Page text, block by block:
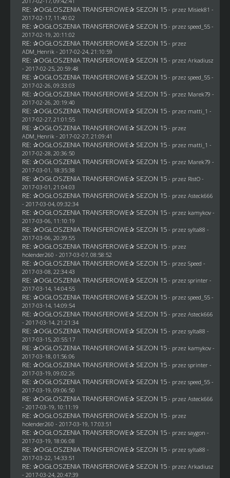
RE: ✰OGŁOSZENIA TRANSFEROWE✰ SEZON 15 - przez Misiek81 -
2017-02-17, 11:40:02
RE: ✰OGŁOSZENIA TRANSFEROWE✰ SEZON 15 - przez speed_55 -
2017-02-19, 20:11:02
RE: ✰OGŁOSZENIA TRANSFEROWE✰ SEZON 15 - przez
ADM_Henrik - 2017-02-24, 21:10:59
RE: ✰OGŁOSZENIA TRANSFEROWE✰ SEZON 15 - przez Arkadiusz
- 2017-02-25, 20:59:48
RE: ✰OGŁOSZENIA TRANSFEROWE✰ SEZON 15 - przez speed_55 -
2017-02-26, 09:33:03
RE: ✰OGŁOSZENIA TRANSFEROWE✰ SEZON 15 - przez Marek79 -
2017-02-26, 20:19:40
RE: ✰OGŁOSZENIA TRANSFEROWE✰ SEZON 15 - przez matti_1 -
2017-02-27, 21:01:55
RE: ✰OGŁOSZENIA TRANSFEROWE✰ SEZON 15 - przez
ADM_Henrik - 2017-02-27, 21:09:41
RE: ✰OGŁOSZENIA TRANSFEROWE✰ SEZON 15 - przez matti_1 -
2017-02-28, 20:36:50
RE: ✰OGŁOSZENIA TRANSFEROWE✰ SEZON 15 - przez Marek79 -
2017-03-01, 18:35:38
RE: ✰OGŁOSZENIA TRANSFEROWE✰ SEZON 15 - przez RistO-
2017-03-01, 21:04:03
RE: ✰OGŁOSZENIA TRANSFEROWE✰ SEZON 15 - przez Asteck666
- 2017-03-04, 09:32:34
RE: ✰OGŁOSZENIA TRANSFEROWE✰ SEZON 15 - przez kamykov-
2017-03-06, 11:10:19
RE: ✰OGŁOSZENIA TRANSFEROWE✰ SEZON 15 - przez sylta88 -
2017-03-06, 20:39:55
RE: ✰OGŁOSZENIA TRANSFEROWE✰ SEZON 15 - przez
holender260 - 2017-03-07, 08:58:52
RE: ✰OGŁOSZENIA TRANSFEROWE✰ SEZON 15 - przez Speed -
2017-03-08, 22:34:43
RE: ✰OGŁOSZENIA TRANSFEROWE✰ SEZON 15 - przez sprinter -
2017-03-14, 14:04:55
RE: ✰OGŁOSZENIA TRANSFEROWE✰ SEZON 15 - przez speed_55 -
2017-03-14, 14:09:54
RE: ✰OGŁOSZENIA TRANSFEROWE✰ SEZON 15 - przez Asteck666
- 2017-03-14, 21:21:34
RE: ✰OGŁOSZENIA TRANSFEROWE✰ SEZON 15 - przez sylta88 -
2017-03-15, 20:55:17
RE: ✰OGŁOSZENIA TRANSFEROWE✰ SEZON 15 - przez kamykov-
2017-03-18, 01:56:06
RE: ✰OGŁOSZENIA TRANSFEROWE✰ SEZON 15 - przez sprinter -
2017-03-19, 09:02:26
RE: ✰OGŁOSZENIA TRANSFEROWE✰ SEZON 15 - przez speed_55 -
2017-03-19, 09:06:50
RE: ✰OGŁOSZENIA TRANSFEROWE✰ SEZON 15 - przez Asteck666
- 2017-03-19, 10:11:19
RE: ✰OGŁOSZENIA TRANSFEROWE✰ SEZON 15 - przez
holender260 - 2017-03-19, 17:03:51
RE: ✰OGŁOSZENIA TRANSFEROWE✰ SEZON 15 - przez saygon -
2017-03-19, 18:06:08
RE: ✰OGŁOSZENIA TRANSFEROWE✰ SEZON 15 - przez sylta88 -
2017-03-22, 14:33:51
RE: ✰OGŁOSZENIA TRANSFEROWE✰ SEZON 15 - przez Arkadiusz
- 2017-03-24, 20:47:39